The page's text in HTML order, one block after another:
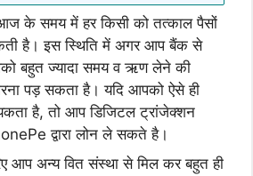
के समय में हर किसी को तत्काल पैसों
है। इस स्थिति में अगर आप बैंक से
बहुत ज्यादा समय व ऋण लेने की
पड़ सकता है। यदि आपको ऐसे ही
है, तो आप डिजिटल ट्रांजेक्शन
द्वारा लोन ले सकते है।
आप अन्य वित संस्था से मिल कर बहुत ही